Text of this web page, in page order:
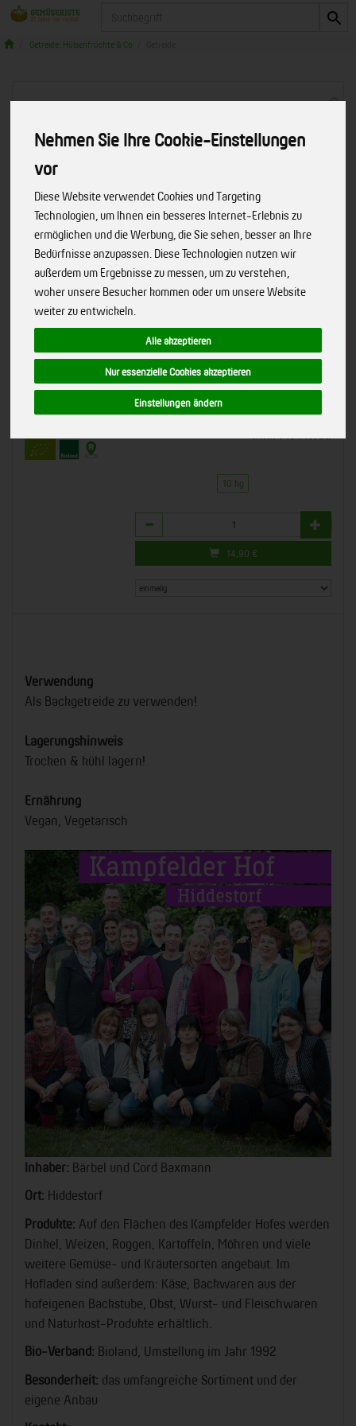
Nehmen Sie Ihre Cookie-Einstellungen
vor
Diese Website verwendet Cookies und Targeting
Technologien, um Ihnen ein besseres Internet-Erlebnis zu
ermöglichen und die Werbung, die Sie sehen, besser an Ihre
Bedürfnisse anzupassen. Diese Technologien nutzen wir
außerdem um Ergebnisse zu messen, um zu verstehen,
woher unsere Besucher kommen oder um unsere Website
weiter zu entwickeln.
Alle akzeptieren
Nur essenzielle Cookies akzeptieren
Einstellungen ändern
Getreide, Hülsenfrüchte & Co
Weizen 10 kg
Direkt vom Kampfelder Hof!
Art.-Nr.
Kampfelder Hof, Hiddestorf
14,90 € * / 10 kg
(1,49 € / kg)
10 kg
Anzahl
14,90 €
Verwendung
Als Backgetreide zu verwenden!
Lagerungshinweis
Trocken & kühl lagern!
Ernährung
Vegan, Vegetarisch
Inhaber: Bärbel und Cord Baxmann
Ort: Hiddestorf
Produkte: Auf den Flächen des Kampfelder Hofes werden
Dinkel, Weizen, Roggen, Kartoffeln, Möhren und viele
weitere Gemüse- und Kräutersorten angebaut. Im
Hofladen sind außerdem: Käse, Backwaren aus der
hofeigenen Backstube, Obst, Wurst- und Fleischwaren
und Naturkost-Produkte erhältlich.
Bio-Verband: Bioland, Umstellung im Jahr 1992
Besonderheit: das umfangreiche Sortiment und der
eigene Anbau